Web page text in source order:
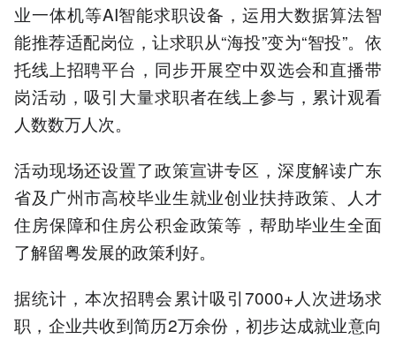
业一体机等AI智能求职设备，运用大数据算法智
能推荐适配岗位，让求职从“海投”变为“智投”。依
托线上招聘平台，同步开展空中双选会和直播带
岗活动，吸引大量求职者在线上参与，累计观看
人数数万人次。
活动现场还设置了政策宣讲专区，深度解读广东
省及广州市高校毕业生就业创业扶持政策、人才
住房保障和住房公积金政策等，帮助毕业生全面
了解留粤发展的政策利好。
据统计，本次招聘会累计吸引7000+人次进场求
职，企业共收到简历2万余份，初步达成就业意向